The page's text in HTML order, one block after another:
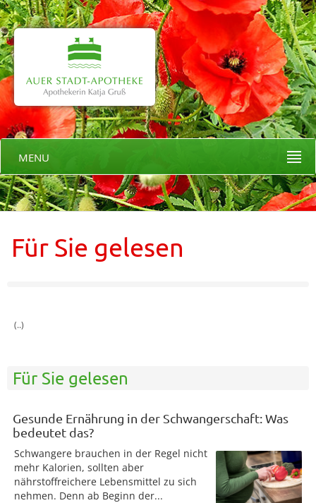
MENU
Für Sie gelesen
(..)
Für Sie gelesen
Gesunde Ernährung in der Schwangerschaft: Was
bedeutet das?
Schwangere brauchen in der Regel nicht
mehr Kalorien, sollten aber
nährstoffreichere Lebensmittel zu sich
nehmen. Denn ab Beginn der...